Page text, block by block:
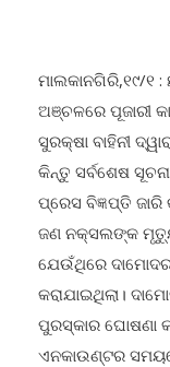
ମାଲକାନଗିରି,୧୯/୧
ଅଞ୍ଚଳରେ ପୂଜାରୀ
ସୁରକ୍ଷା ବାହିନୀ
କିନ୍ତୁ ସର୍ବଶେଷ
ପ୍ରେସ ବିଜ୍ଞପ୍ତି
ଜଣ ନକ୍ସଲଙ୍କ
ଯେଉଁଥିରେ
କରାଯାଇଥିଲା।
ପୁରସ୍କାର ଘୋଷଣା
ଏନକାଉଣ୍ଟର